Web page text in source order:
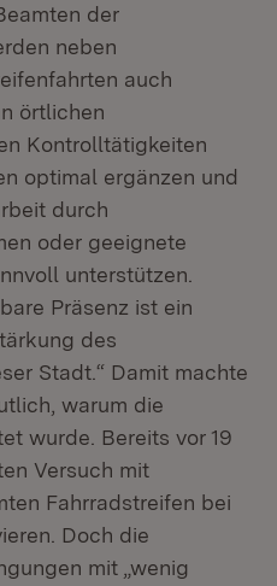
der
neben
auch
örtlichen
Kontrolltätigkeiten
optimal ergänzen und
durch
oder geeignete
unterstützen.
Präsenz ist ein
des
Stadt.“ Damit machte
warum die
wurde. Bereits vor 19
Versuch mit
Fahrradstreifen bei
Doch die
mit „wenig